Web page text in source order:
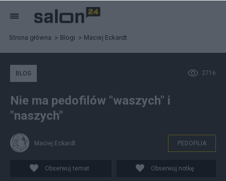
Strona główna Blogi Maciej Eckardt
2716
BLOG
Nie ma pedofilów "waszych" i
"naszych"
Maciej Eckardt PEDOFILIA
Obserwuj temat Obserwuj notkę